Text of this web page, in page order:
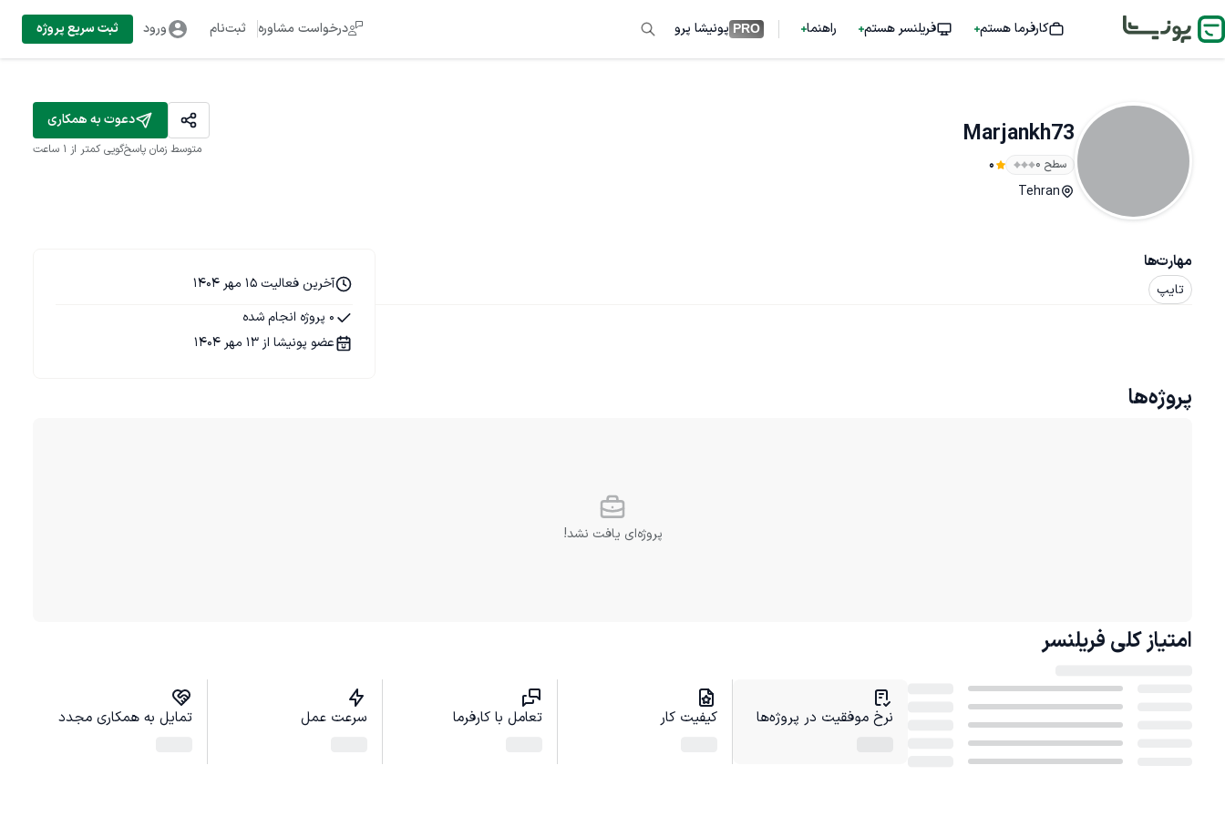
کارفرما هستم فریلنسر هستم راهنما PRO پونیشا پرو درخواست مشاوره ثبت‌نام ورود ثبت سریع پروژه
Marjankh73
سطح ۰ 0
Tehran
دعوت به همکاری
متوسط زمان پاسخ‌گویی کمتر از 1 ساعت
مهارت‌ها
تایپ
آخرین فعالیت 15 مهر 1404
0 پروژه انجام شده
عضو پونیشا از 13 مهر 1404
پروژه‌ها
پروژه‌ای یافت نشد!
امتیاز کلی فریلنسر
نرخ موفقیت در پروژه‌ها کیفیت کار تعامل با کارفرما سرعت عمل تمایل به همکاری مجدد